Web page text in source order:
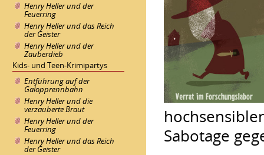
Henry Heller und der
Feuerring
Henry Heller und das Reich
der Geister
Henry Heller und der
Zauberdieb
Kids- und Teen-Krimipartys
Entführung auf der
Galopprennbahn
Henry Heller und die
verzauberte Braut
Henry Heller und der
Feuerring
Henry Heller und das Reich
der Geister
Sabotage